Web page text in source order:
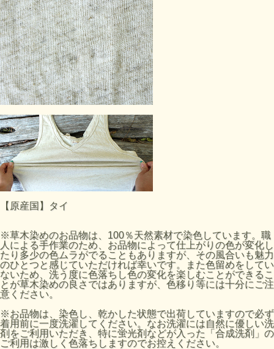
【原産国】タイ
※草木染めのお品物は、100％天然素材で染色しています。職
人による手作業のため、お品物によって仕上がりの色が変化し
たり多少の色ムラがでることもありますが、その風合いも魅力
のひとつと感じていただければ幸いです。また色留めをしてい
ないため、洗う度に色落ちし色の変化を楽しむことができるこ
とが草木染めの良さではありますが、色移り等には十分にご注
意ください。
※お品物は、染色し、乾かした状態で出荷していますので必ず
着用前に一度洗濯してください。なお洗濯には自然に優しい洗
剤をご利用いただき、特に蛍光剤などが入った「合成洗剤」の
ご利用は激しく色落ちしますのでお控えください。